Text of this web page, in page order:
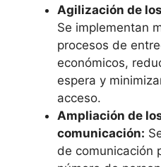
Agilización de
Se implementan
procesos de
económicos,
espera y
acceso.
Ampliación de
comunicación:
de comunicación